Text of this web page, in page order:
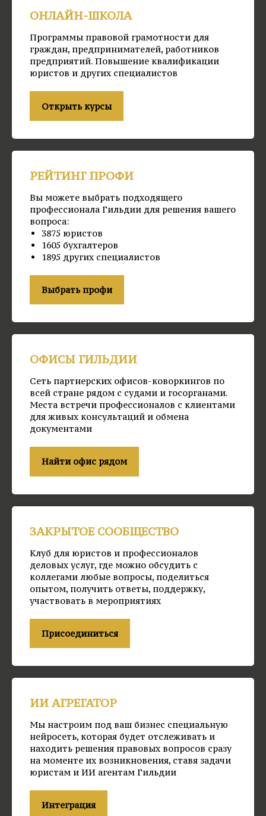
ОНЛАЙН-ШКОЛА
Программы правовой грамотности для
граждан, предпринимателей, работников
предприятий. Повышение квалификации
юристов и других специалистов
Открыть курсы
РЕЙТИНГ ПРОФИ
Вы можете выбрать подходящего
профессионала Гильдии для решения вашего
вопроса:
3875 юристов
1605 бухгалтеров
1895 других специалистов
Выбрать профи
ОФИСЫ ГИЛЬДИИ
Сеть партнерских офисов-коворкингов по
всей стране рядом с судами и госорганами.
Места встречи профессионалов с клиентами
для живых консультаций и обмена
документами
Найти офис рядом
ЗАКРЫТОЕ СООБЩЕСТВО
Клуб для юристов и профессионалов
деловых услуг, где можно обсудить с
коллегами любые вопросы, поделиться
опытом, получить ответы, поддержку,
участвовать в мероприятиях
Присоединиться
ИИ АГРЕГАТОР
Мы настроим под ваш бизнес специальную
нейросеть, которая будет отслеживать и
находить решения правовых вопросов сразу
на моменте их возникновения, ставя задачи
юристам и ИИ агентам Гильдии
Интеграция